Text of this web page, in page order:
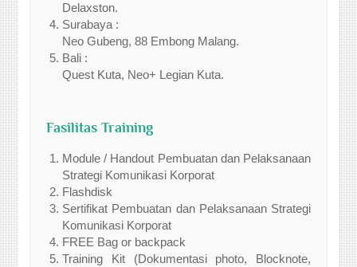
Delaxston.
Surabaya :
Neo Gubeng, 88 Embong Malang.
Bali :
Quest Kuta, Neo+ Legian Kuta.
Fasilitas Training
Module / Handout Pembuatan dan Pelaksanaan
Strategi Komunikasi Korporat
Flashdisk
Sertifikat Pembuatan dan Pelaksanaan Strategi
Komunikasi Korporat
FREE Bag or backpack
Training Kit (Dokumentasi photo, Blocknote,